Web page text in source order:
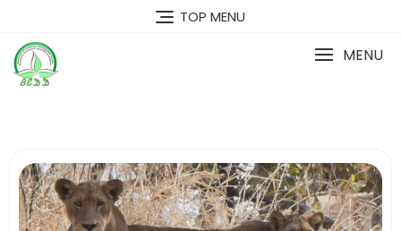
TOP MENU
MENU